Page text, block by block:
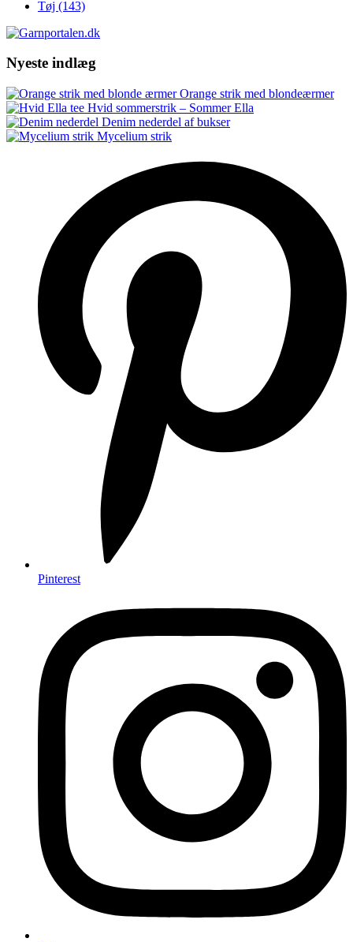
Tøj (143)
Nyeste indlæg
Orange strik med blondeærmer
Hvid sommerstrik – Sommer Ella
Denim nederdel af bukser
Mycelium strik
Pinterest